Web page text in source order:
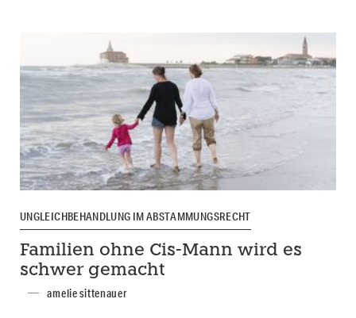
UNGLEICHBEHANDLUNG IM ABSTAMMUNGSRECHT
Familien ohne Cis-Mann wird es
schwer gemacht
amelie sittenauer